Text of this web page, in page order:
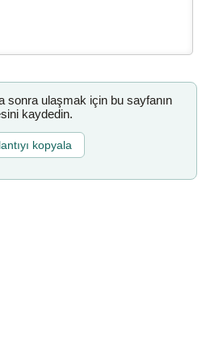
sonra ulaşmak için bu sayfanın
kaydedin.
kopyala